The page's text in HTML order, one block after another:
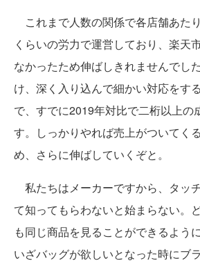
これまで人数の関係で各店舗あた
くらいの労力で運営しており、楽天
なかったため伸ばしきれませんでし
け、深く入り込んで細かい対応をす
で、すでに2019年対比で二桁以上の
す。しっかりやれば売上がついてく
め、さらに伸ばしていくぞと。
私たちはメーカーですから、タッ
て知ってもらわないと始まらない。
も同じ商品を見ることができるよう
いざバッグが欲しいとなった時にブ